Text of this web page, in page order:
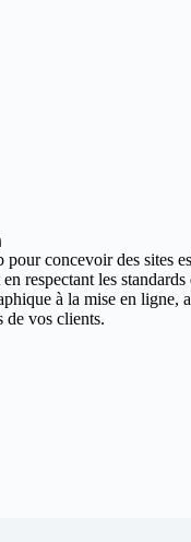
concevoir des sites
respectant les standards
à la mise en ligne,
de vos clients.